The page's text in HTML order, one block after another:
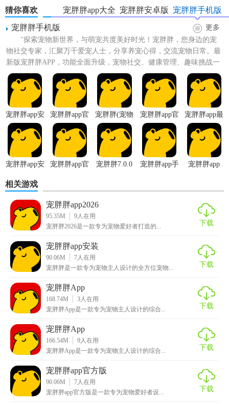
【宠胖胖app官网版特色】
1. 专业资讯：汇聚权威宠物专家撰写的专业文章，为用户提
供科学、实用的养宠知识。
享生活点滴，交流养宠心得。
3. 品质商城：精选全球优质宠物商品，提供便捷的购物体
验，满足所有宠物需求。
4. 健康管理：智能化宠物健康管理工具，帮助用户记录宠物
【宠胖胖app官网版内容】
1. 资讯中心：涵盖宠物饮食、健康护理、行为训练等多个方
面的资讯内容。
2. 社区互动：用户可以在此发布图文、视频等内容，分享养
指版
场最新版
代金券版
猜你喜欢 宠胖胖手机版
宠胖胖安卓版
宠胖胖app大全
宠胖胖手机版
更多
"探索宠物新世界，与萌宠共度美好时光！宠胖胖，您身边的宠
物社交专家，汇聚万千爱宠人士，分享养宠心得，交流宠物日常。最
新版宠胖胖APP，功能全面升级，宠物社交、健康管理、趣味挑战一
应俱全，让您的宠物生活...
宠胖胖app安
装
宠胖胖app官
方正版
宠胖胖(宠物
培养)
宠胖胖app官
网版
宠胖胖app最
新版
宠胖胖app安
宠胖胖app官
宠胖胖7.0.0
宠胖胖app手
宠胖胖app
相关游戏
宠胖胖app2026
95.35M 9人在用
宠胖胖2026是一款专为宠物爱好者打造的...
下载
宠胖胖app安装
90.06M 7人在用
宠胖胖是一款专为宠物主人设计的全方位宠物...
下载
宠胖胖App
168.74M 3人在用
宠胖胖App是一款专为宠物主人设计的综合...
下载
宠胖胖App
166.54M 9人在用
宠胖胖App是一款专为宠物主人设计的综合...
下载
宠胖胖app官方版
90.06M 7人在用
宠胖胖app官方版是一款专为宠物爱好者设...
下载